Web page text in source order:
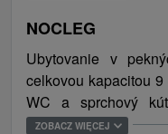
posedením v
Samozrejmosťou
internet a
dvore ubytovacieho
NOCLEG
Ubytovanie v
celkovou kapacitou
WC a sprchový
sociálnym
ZOBACZ WIĘCEJ